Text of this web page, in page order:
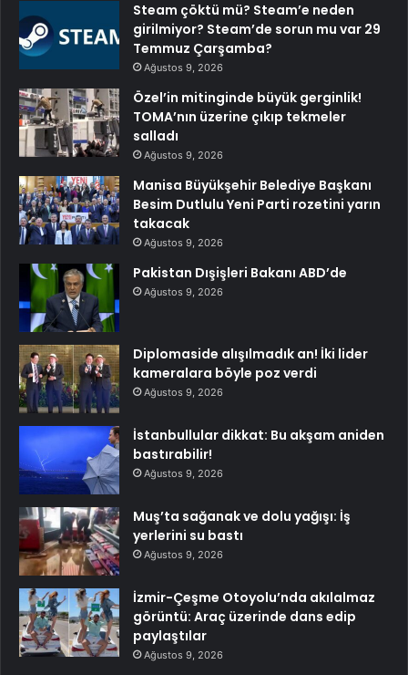
Steam çöktü mü? Steam’e neden
girilmiyor? Steam’de sorun mu var 29
Temmuz Çarşamba?
Ağustos 9, 2026
Özel’in mitinginde büyük gerginlik!
TOMA’nın üzerine çıkıp tekmeler
salladı
Ağustos 9, 2026
Manisa Büyükşehir Belediye Başkanı
Besim Dutlulu Yeni Parti rozetini yarın
takacak
Ağustos 9, 2026
Pakistan Dışişleri Bakanı ABD’de
Ağustos 9, 2026
Diplomaside alışılmadık an! İki lider
kameralara böyle poz verdi
Ağustos 9, 2026
İstanbullular dikkat: Bu akşam aniden
bastırabilir!
Ağustos 9, 2026
Muş’ta sağanak ve dolu yağışı: İş
yerlerini su bastı
Ağustos 9, 2026
İzmir-Çeşme Otoyolu’nda akılalmaz
görüntü: Araç üzerinde dans edip
paylaştılar
Ağustos 9, 2026